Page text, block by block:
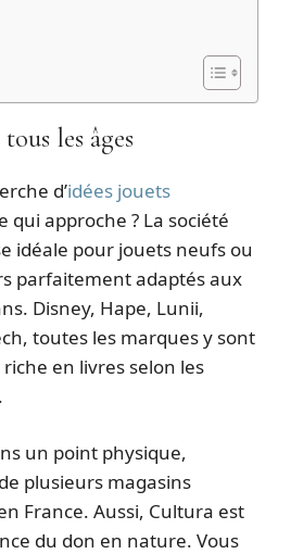
les âges
d’idées jouets
qui approche ? La société
idéale pour jouets neufs ou
parfaitement adaptés aux
Disney, Hape, Lunii,
toutes les marques y sont
en livres selon les
un point physique,
plusieurs magasins
France. Aussi, Cultura est
du don en nature. Vous